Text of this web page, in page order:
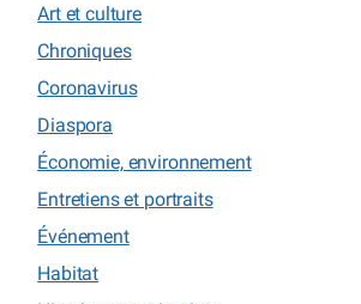
Art et culture
Chroniques
Coronavirus
Diaspora
Économie, environnement
Entretiens et portraits
Événement
Habitat